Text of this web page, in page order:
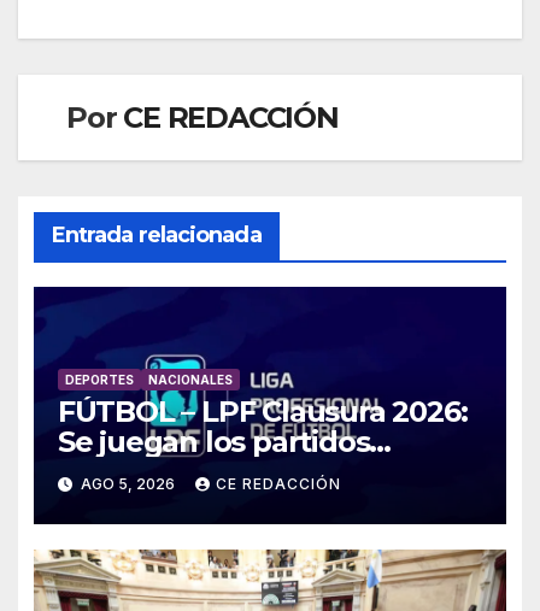
Por CE REDACCIÓN
Entrada relacionada
DEPORTES NACIONALES
FÚTBOL – LPF Clausura 2026:
Se juegan los partidos
pendientes Fecha 2:
Boca/Estudiantes,
Tigre/Belgrano y Unión/Lanús
AGO 5, 2026 CE REDACCIÓN